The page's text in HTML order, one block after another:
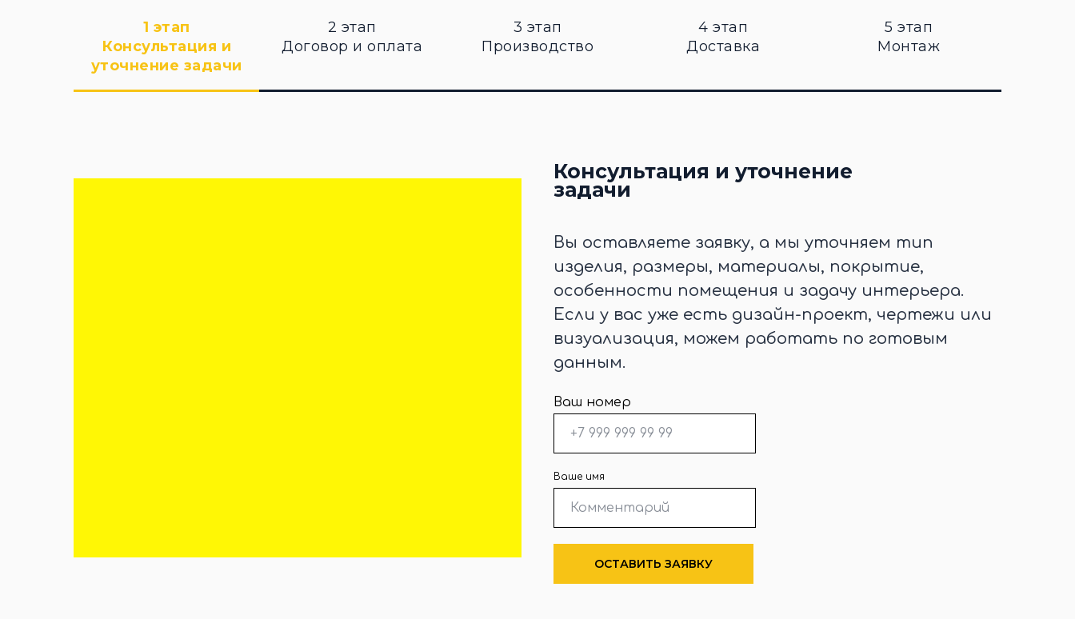
1 этап
Консультация и
уточнение задачи
2 этап
Договор и оплата
3 этап
Производство
4 этап
Доставка
5 этап
Монтаж
Консультация и уточнение
задачи
Вы оставляете заявку, а мы уточняем тип
изделия, размеры, материалы, покрытие,
особенности помещения и задачу интерьера.
Если у вас уже есть дизайн-проект, чертежи или
визуализация, можем работать по готовым
данным.
Ваш номер
Ваше имя
ОСТАВИТЬ ЗАЯВКУ